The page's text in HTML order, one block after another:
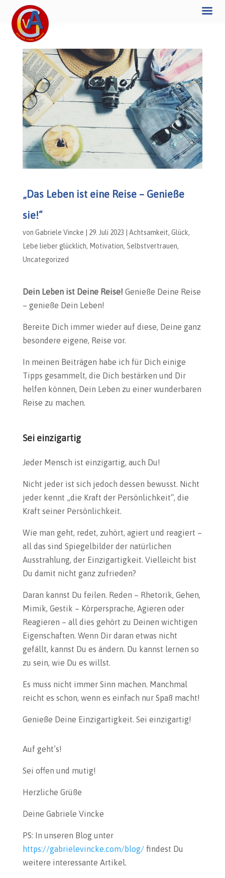
„Das Leben ist eine Reise – Genieße
sie!“
von Gabriele Vincke 29. Juli 2023 Achtsamkeit, Glück,
Lebe lieber glücklich, Motivation, Selbstvertrauen,
Uncategorized
Dein Leben ist Deine Reise! Genieße Deine Reise
– genieße Dein Leben!
Bereite Dich immer wieder auf diese, Deine ganz
besondere eigene, Reise vor.
In meinen Beiträgen habe ich für Dich einige
Tipps gesammelt, die Dich bestärken und Dir
helfen können, Dein Leben zu einer wunderbaren
Reise zu machen.
Sei einzigartig
Jeder Mensch ist einzigartig, auch Du!
Nicht jeder ist sich jedoch dessen bewusst. Nicht
jeder kennt „die Kraft der Persönlichkeit“, die
Kraft seiner Persönlichkeit.
Wie man geht, redet, zuhört, agiert und reagiert –
all das sind Spiegelbilder der natürlichen
Ausstrahlung, der Einzigartigkeit. Vielleicht bist
Du damit nicht ganz zufrieden?
Daran kannst Du feilen. Reden – Rhetorik, Gehen,
Mimik, Gestik – Körpersprache, Agieren oder
Reagieren – all dies gehört zu Deinen wichtigen
Eigenschaften. Wenn Dir daran etwas nicht
gefällt, kannst Du es ändern. Du kannst lernen so
zu sein, wie Du es willst.
Es muss nicht immer Sinn machen. Manchmal
reicht es schon, wenn es einfach nur Spaß macht!
Genieße Deine Einzigartigkeit. Sei einzigartig!
Auf geht’s!
Sei offen und mutig!
Herzliche Grüße
Deine Gabriele Vincke
PS: In unseren Blog unter
https://gabrielevincke.com/blog/findest Du
weitere interessante Artikel.